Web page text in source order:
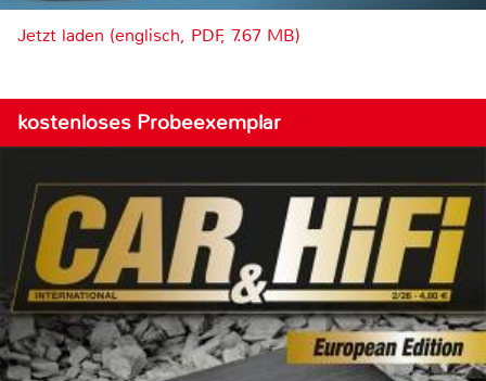
Jetzt laden (englisch, PDF, 7.67 MB)
kostenloses Probeexemplar